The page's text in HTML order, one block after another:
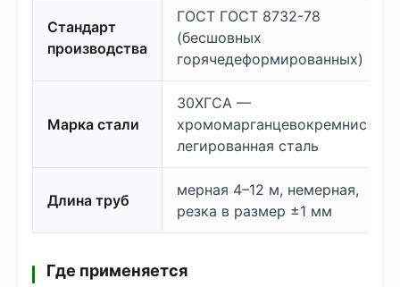
Стандарт
производства
ГОСТ ГОСТ 8732-78
(бесшовных
горячедеформированных)
Марка стали
30ХГСА —
хромомарганцевокремнистая
легированная сталь
Длина труб
мерная 4–12 м, немерная,
резка в размер ±1 мм
Где применяется